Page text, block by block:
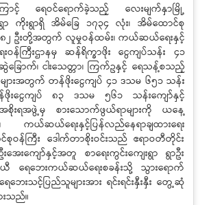
ြောင့် ရေဝင်ရောက်ခဲ့သည့် လေးမျက်နှာမြို့
ာ ကိုးရွာရှိ အိမ်ခြေ ၁၇၃၄ လုံး၊ အိမ်ထောင်စု
၈၂ ဦးတို့အတွက် လူမှုဝန်ထမ်း၊ ကယ်ဆယ်ရေးနှင့်
းဝန်ကြီးဌာနမှ ဆန်ရိက္ခာဖိုး ငွေကျပ်သန်း ၄၁
ြောက်၊ ငါးသေတ္တာ၊ ကြက်ဥနှင့် ရေသန့်စသည့်
ျားအတွက် တန်ဖိုးငွေကျပ် ၄၁ ဒသမ ၆၅၁ သန်း
ဖိုးငွေကျပ် ၈၃ ဒသမ ၅၆၁ သန်းကျော်နှင့်
အစိုးရအဖွဲ့မှ စားသောက်ဖွယ်ရာများကို ယနေ့
ဆယ်ရေးနှင့်ပြန်လည်နေရာချထားရေး
စုဝန်ကြီး ဒေါက်တာစိုးဝင်းသည် ဧရာဝတီတိုင်း
အေးကျော်နှင့်အတူ စာရေးကွင်းကျေးရွာ ရွာဦး
ယီ ရေဘေးကယ်ဆယ်ရေးစခန်းသို့ သွားရောက်
ဘေးသင့်ပြည်သူများအား ရင်းရင်းနှီးနှီး တွေ့ဆုံ
းသည်။